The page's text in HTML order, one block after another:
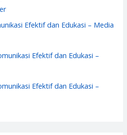
Efektif dan Edukasi – Media
Efektif dan Edukasi –
Efektif dan Edukasi –